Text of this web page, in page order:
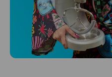
Niceboy ONE Ultra
Hlídá ti zdraví, spánek i
tomu platí.